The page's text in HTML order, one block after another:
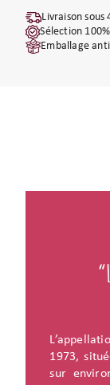
Livraison sous
Sélection
Emballage
1973,
sur